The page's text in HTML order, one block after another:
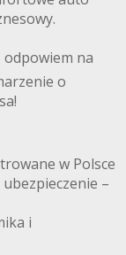
na
o
w Polsce
–
i